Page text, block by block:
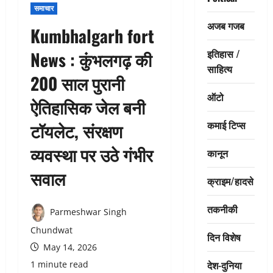
समाचार
Kumbhalgarh fort
News : कुंभलगढ़ की
200 साल पुरानी
ऐतिहासिक जेल बनी
टॉयलेट, संरक्षण
व्यवस्था पर उठे गंभीर
सवाल
Parmeshwar Singh
Chundwat
May 14, 2026
1 minute read
अजब गजब
इतिहास /
साहित्य
ऑटो
कमाई टिप्स
कानून
क्राइम/हादसे
तकनीकी
दिन विशेष
देश-दुनिया